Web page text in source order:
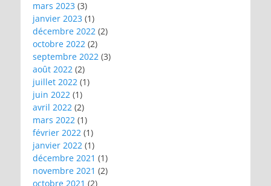
mars 2023 (3)
janvier 2023 (1)
décembre 2022 (2)
octobre 2022 (2)
septembre 2022 (3)
août 2022 (2)
juillet 2022 (1)
juin 2022 (1)
avril 2022 (2)
mars 2022 (1)
février 2022 (1)
janvier 2022 (1)
décembre 2021 (1)
novembre 2021 (2)
octobre 2021 (2)